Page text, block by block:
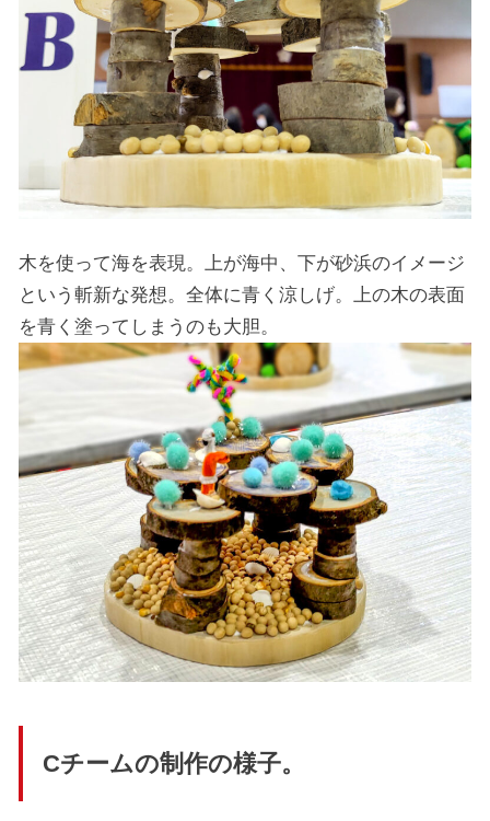
木を使って海を表現。上が海中、下が砂浜のイメージ
という斬新な発想。全体に青く涼しげ。上の木の表面
を青く塗ってしまうのも大胆。
Cチームの制作の様子。